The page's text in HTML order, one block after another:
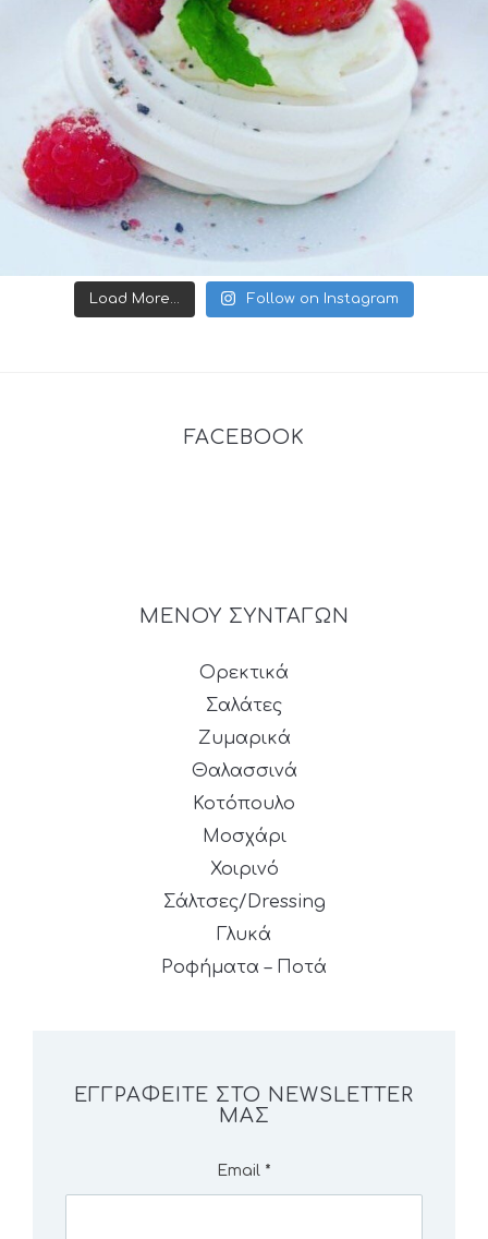
Load More... Follow on Instagram
FACEBOOK
ΜΕΝΟΥ ΣΥΝΤΑΓΩΝ
Ορεκτικά
Σαλάτες
Ζυμαρικά
Θαλασσινά
Κοτόπουλο
Μοσχάρι
Χοιρινό
Σάλτσες/Dressing
Γλυκά
Ροφήματα – Ποτά
ΕΓΓΡΑΦΕΊΤΕ ΣΤΟ NEWSLETTER
ΜΑΣ
Email *